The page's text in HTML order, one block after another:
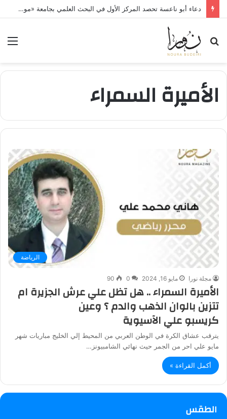
دعاء أبو ناعسة تحصد المركز الأول في البحث العلمي بجامعة «مونستر» الألمانية
بحث
عن
الأميرة السمراء
الرياضة
مجلة نورا مايو 16, 2024 0
90
الأميرة السمراء .. هل تظل علي عرش الجزيرة ام
تتزين بالوان الذهب والدم ؟ وعين
كريسبو علي الآسيوية
يترقب عشاق الكرة في الوطن العربي من المحيط إلي الخليج مباريات شهر
مايو علي احر من الجمر حيث نهائي الشامبيونز…
أكمل القراءة »
الطقس